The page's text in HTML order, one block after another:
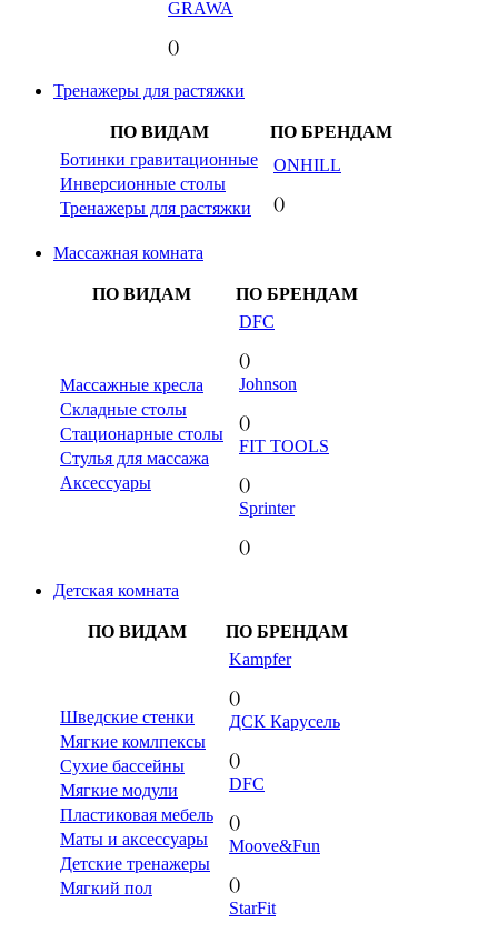
GRAWA
()
Тренажеры для растяжки
ПО ВИДАМ
ПО БРЕНДАМ
Ботинки гравитационные
Инверсионные столы
Тренажеры для растяжки
ONHILL
()
Массажная комната
ПО ВИДАМ ПО БРЕНДАМ
Массажные кресла
Складные столы
Стационарные столы
Стулья для массажа
Аксессуары
DFC
()
Johnson
()
FIT TOOLS
()
Sprinter
()
Детская комната
ПО ВИДАМ ПО БРЕНДАМ
Шведские стенки
Мягкие комлпексы
Сухие бассейны
Мягкие модули
Пластиковая мебель
Маты и аксессуары
Детские тренажеры
Мягкий пол
Kampfer
()
ДСК Карусель
()
DFC
()
Moove&Fun
()
StarFit